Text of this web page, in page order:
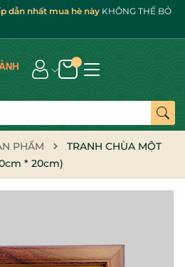
- 1/5 hấp dẫn nhất mua hè này KHÔNG THỂ BỎ
PHẨM
TRANH CHÙA MỘT
* 20cm)